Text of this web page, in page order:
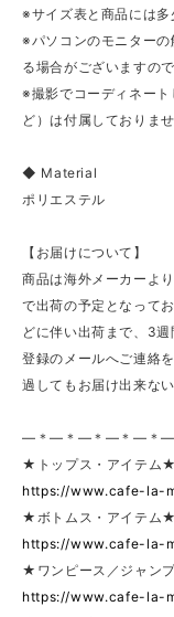
※サイズ表と商品には多
※パソコンのモニター
る場合がございますの
※撮影でコーディネー
ど）は付属しておりませ
◆ Material
ポリエステル
【お届けについて】
商品は海外メーカーよ
で出荷の予定となって
どに伴い出荷まで、3
登録のメールへご連絡
過してもお届け出来な
—＊—＊—＊—＊—＊
★トップス・アイテム★
https://www.cafe-la-
★ボトムス・アイテム★
https://www.cafe-la-
★ワンピース／ジャン
https://www.cafe-la-